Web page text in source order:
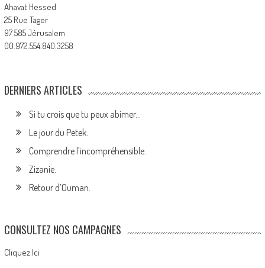
Ahavat Hessed
25 Rue Tager
97 585 Jérusalem
00.972.554.840.3258
DERNIERS ARTICLES
Si tu crois que tu peux abimer…
Le jour du Petek.
Comprendre l’incompréhensible.
Zizanie.
Retour d’Ouman.
CONSULTEZ NOS CAMPAGNES
Cliquez Ici